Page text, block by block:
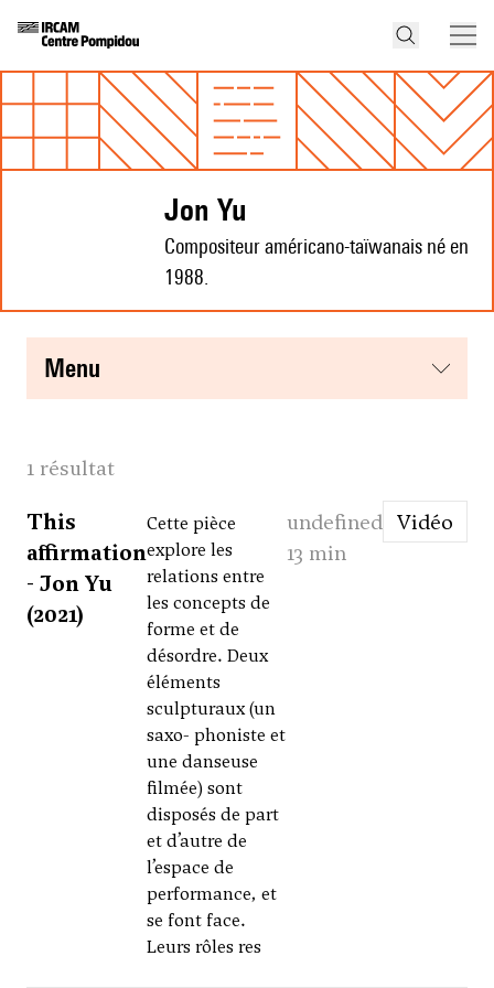
Jon Yu
Compositeur américano-taïwanais né en
1988.
menu
1 résultat
This
affirmation
- Jon Yu
(2021)
Cette pièce
explore les
relations entre
les concepts de
forme et de
désordre. Deux
éléments
sculpturaux (un
saxo- phoniste et
une danseuse
filmée) sont
disposés de part
et d’autre de
l’espace de
performance, et
se font face.
Leurs rôles res
undefined
13 min
Vidéo